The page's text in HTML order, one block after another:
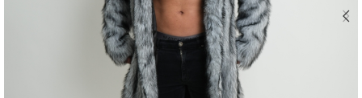
תַּפְרִיט
הֵנְּגִישׁוּת